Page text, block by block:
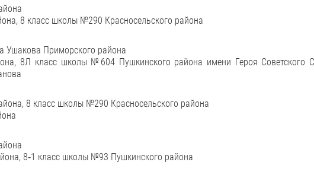
8 класс школы №290 Красносельского района
Ушакова Приморского района
8Л класс школы №604 Пушкинского района имени Героя Советского
8 класс школы №290 Красносельского района
8‑1 класс школы №93 Пушкинского района